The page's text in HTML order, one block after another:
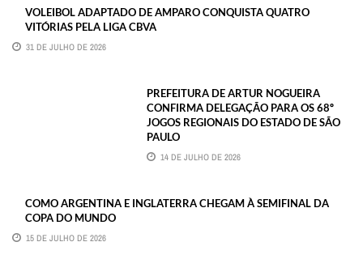
VOLEIBOL ADAPTADO DE AMPARO CONQUISTA QUATRO
VITÓRIAS PELA LIGA CBVA
31 DE JULHO DE 2026
PREFEITURA DE ARTUR NOGUEIRA
CONFIRMA DELEGAÇÃO PARA OS 68º
JOGOS REGIONAIS DO ESTADO DE SÃO
PAULO
14 DE JULHO DE 2026
COMO ARGENTINA E INGLATERRA CHEGAM À SEMIFINAL DA
COPA DO MUNDO
15 DE JULHO DE 2026